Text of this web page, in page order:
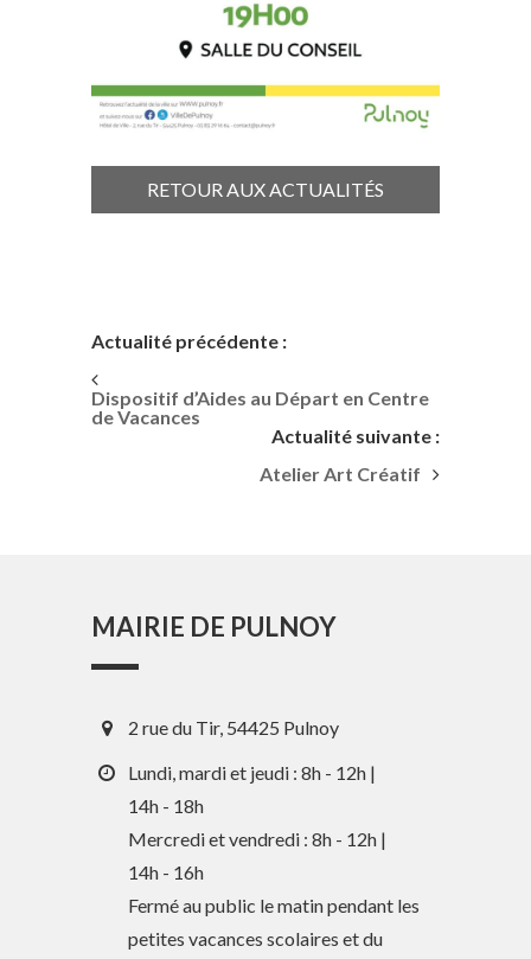
RETOUR AUX ACTUALITÉS
Actualité précédente :
Dispositif d’Aides au Départ en Centre
de Vacances
Actualité suivante :
Atelier Art Créatif
MAIRIE DE PULNOY
2 rue du Tir, 54425 Pulnoy
Lundi, mardi et jeudi : 8h - 12h |
14h - 18h
Mercredi et vendredi : 8h - 12h |
14h - 16h
Fermé au public le matin pendant les
petites vacances scolaires et du